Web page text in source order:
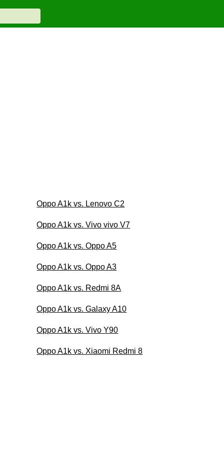
Oppo A1k vs. Lenovo C2
Oppo A1k vs. Vivo vivo V7
Oppo A1k vs. Oppo A5
Oppo A1k vs. Oppo A3
Oppo A1k vs. Redmi 8A
Oppo A1k vs. Galaxy A10
Oppo A1k vs. Vivo Y90
Oppo A1k vs. Xiaomi Redmi 8